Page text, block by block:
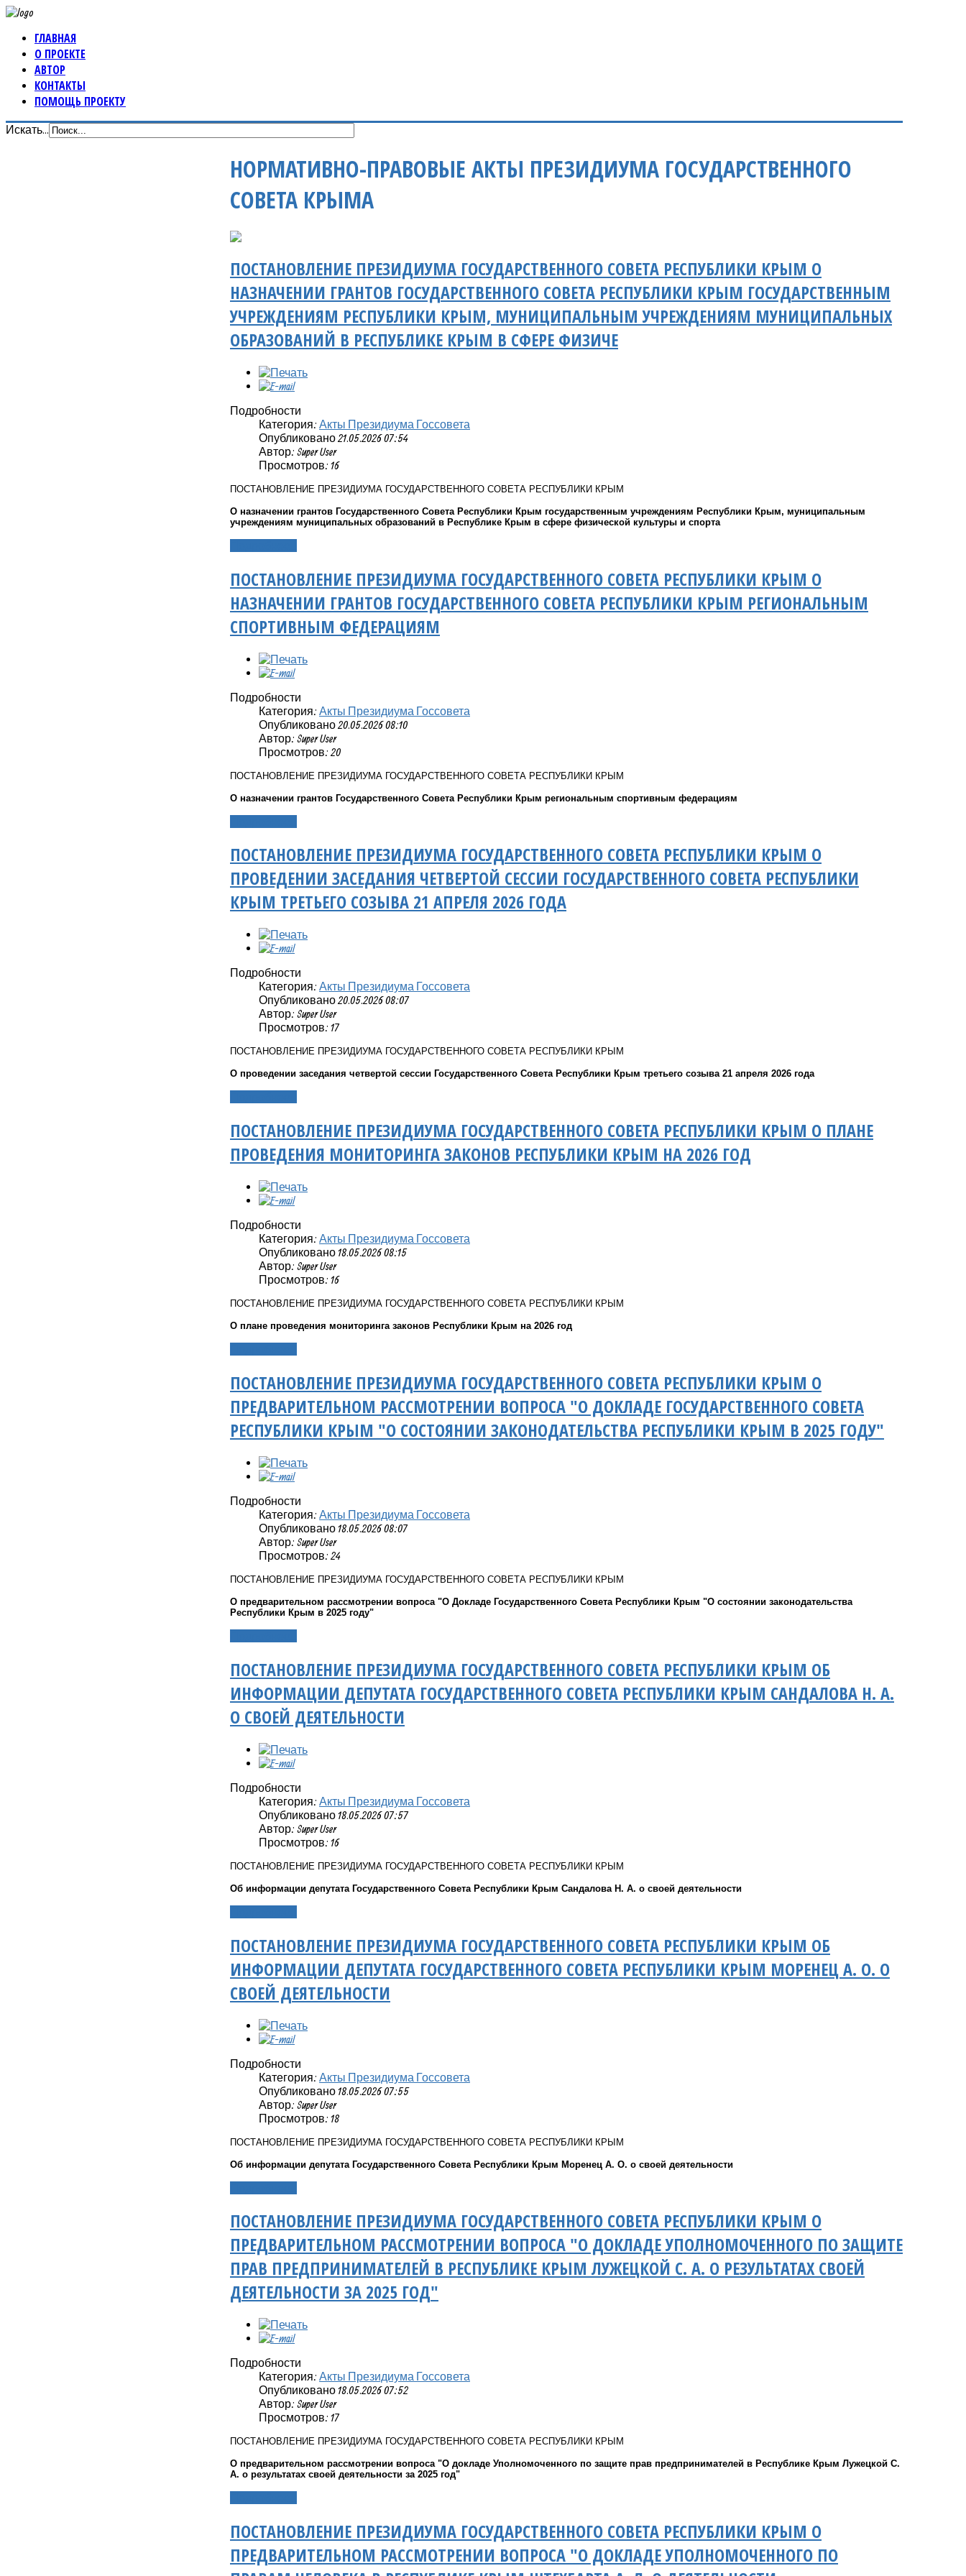
ГЛАВНАЯ
О ПРОЕКТЕ
АВТОР
КОНТАКТЫ
ПОМОЩЬ ПРОЕКТУ
Искать...
НОРМАТИВНО-ПРАВОВЫЕ АКТЫ ПРЕЗИДИУМА ГОСУДАРСТВЕННОГО
СОВЕТА КРЫМА
ПОСТАНОВЛЕНИЕ ПРЕЗИДИУМА ГОСУДАРСТВЕННОГО СОВЕТА РЕСПУБЛИКИ КРЫМ О
НАЗНАЧЕНИИ ГРАНТОВ ГОСУДАРСТВЕННОГО СОВЕТА РЕСПУБЛИКИ КРЫМ ГОСУДАРСТВЕННЫМ
УЧРЕЖДЕНИЯМ РЕСПУБЛИКИ КРЫМ, МУНИЦИПАЛЬНЫМ УЧРЕЖДЕНИЯМ МУНИЦИПАЛЬНЫХ
ОБРАЗОВАНИЙ В РЕСПУБЛИКЕ КРЫМ В СФЕРЕ ФИЗИЧЕ
Подробности
Категория: Акты Президиума Госсовета
Опубликовано 21.05.2026 07:54
Автор: Super User
Просмотров: 16
ПОСТАНОВЛЕНИЕ ПРЕЗИДИУМА ГОСУДАРСТВЕННОГО СОВЕТА РЕСПУБЛИКИ КРЫМ
О назначении грантов Государственного Совета Республики Крым государственным учреждениям Республики Крым, муниципальным
учреждениям муниципальных образований в Республике Крым в сфере физической культуры и спорта
ПОСТАНОВЛЕНИЕ ПРЕЗИДИУМА ГОСУДАРСТВЕННОГО СОВЕТА РЕСПУБЛИКИ КРЫМ О
НАЗНАЧЕНИИ ГРАНТОВ ГОСУДАРСТВЕННОГО СОВЕТА РЕСПУБЛИКИ КРЫМ РЕГИОНАЛЬНЫМ
СПОРТИВНЫМ ФЕДЕРАЦИЯМ
Подробности
Категория: Акты Президиума Госсовета
Опубликовано 20.05.2026 08:10
Автор: Super User
Просмотров: 20
ПОСТАНОВЛЕНИЕ ПРЕЗИДИУМА ГОСУДАРСТВЕННОГО СОВЕТА РЕСПУБЛИКИ КРЫМ
О назначении грантов Государственного Совета Республики Крым региональным спортивным федерациям
ПОСТАНОВЛЕНИЕ ПРЕЗИДИУМА ГОСУДАРСТВЕННОГО СОВЕТА РЕСПУБЛИКИ КРЫМ О
ПРОВЕДЕНИИ ЗАСЕДАНИЯ ЧЕТВЕРТОЙ СЕССИИ ГОСУДАРСТВЕННОГО СОВЕТА РЕСПУБЛИКИ
КРЫМ ТРЕТЬЕГО СОЗЫВА 21 АПРЕЛЯ 2026 ГОДА
Подробности
Категория: Акты Президиума Госсовета
Опубликовано 20.05.2026 08:07
Автор: Super User
Просмотров: 17
ПОСТАНОВЛЕНИЕ ПРЕЗИДИУМА ГОСУДАРСТВЕННОГО СОВЕТА РЕСПУБЛИКИ КРЫМ
О проведении заседания четвертой сессии Государственного Совета Республики Крым третьего созыва 21 апреля 2026 года
ПОСТАНОВЛЕНИЕ ПРЕЗИДИУМА ГОСУДАРСТВЕННОГО СОВЕТА РЕСПУБЛИКИ КРЫМ О ПЛАНЕ
ПРОВЕДЕНИЯ МОНИТОРИНГА ЗАКОНОВ РЕСПУБЛИКИ КРЫМ НА 2026 ГОД
Подробности
Категория: Акты Президиума Госсовета
Опубликовано 18.05.2026 08:15
Автор: Super User
Просмотров: 16
ПОСТАНОВЛЕНИЕ ПРЕЗИДИУМА ГОСУДАРСТВЕННОГО СОВЕТА РЕСПУБЛИКИ КРЫМ
О плане проведения мониторинга законов Республики Крым на 2026 год
ПОСТАНОВЛЕНИЕ ПРЕЗИДИУМА ГОСУДАРСТВЕННОГО СОВЕТА РЕСПУБЛИКИ КРЫМ О
ПРЕДВАРИТЕЛЬНОМ РАССМОТРЕНИИ ВОПРОСА "О ДОКЛАДЕ ГОСУДАРСТВЕННОГО СОВЕТА
РЕСПУБЛИКИ КРЫМ "О СОСТОЯНИИ ЗАКОНОДАТЕЛЬСТВА РЕСПУБЛИКИ КРЫМ В 2025 ГОДУ"
Подробности
Категория: Акты Президиума Госсовета
Опубликовано 18.05.2026 08:07
Автор: Super User
Просмотров: 24
ПОСТАНОВЛЕНИЕ ПРЕЗИДИУМА ГОСУДАРСТВЕННОГО СОВЕТА РЕСПУБЛИКИ КРЫМ
О предварительном рассмотрении вопроса "О Докладе Государственного Совета Республики Крым "О состоянии законодательства
Республики Крым в 2025 году"
ПОСТАНОВЛЕНИЕ ПРЕЗИДИУМА ГОСУДАРСТВЕННОГО СОВЕТА РЕСПУБЛИКИ КРЫМ ОБ
ИНФОРМАЦИИ ДЕПУТАТА ГОСУДАРСТВЕННОГО СОВЕТА РЕСПУБЛИКИ КРЫМ САНДАЛОВА Н. А.
О СВОЕЙ ДЕЯТЕЛЬНОСТИ
Подробности
Категория: Акты Президиума Госсовета
Опубликовано 18.05.2026 07:57
Автор: Super User
Просмотров: 16
ПОСТАНОВЛЕНИЕ ПРЕЗИДИУМА ГОСУДАРСТВЕННОГО СОВЕТА РЕСПУБЛИКИ КРЫМ
Об информации депутата Государственного Совета Республики Крым Сандалова Н. А. о своей деятельности
ПОСТАНОВЛЕНИЕ ПРЕЗИДИУМА ГОСУДАРСТВЕННОГО СОВЕТА РЕСПУБЛИКИ КРЫМ ОБ
ИНФОРМАЦИИ ДЕПУТАТА ГОСУДАРСТВЕННОГО СОВЕТА РЕСПУБЛИКИ КРЫМ МОРЕНЕЦ А. О. О
СВОЕЙ ДЕЯТЕЛЬНОСТИ
Подробности
Категория: Акты Президиума Госсовета
Опубликовано 18.05.2026 07:55
Автор: Super User
Просмотров: 18
ПОСТАНОВЛЕНИЕ ПРЕЗИДИУМА ГОСУДАРСТВЕННОГО СОВЕТА РЕСПУБЛИКИ КРЫМ
Об информации депутата Государственного Совета Республики Крым Моренец А. О. о своей деятельности
ПОСТАНОВЛЕНИЕ ПРЕЗИДИУМА ГОСУДАРСТВЕННОГО СОВЕТА РЕСПУБЛИКИ КРЫМ О
ПРЕДВАРИТЕЛЬНОМ РАССМОТРЕНИИ ВОПРОСА "О ДОКЛАДЕ УПОЛНОМОЧЕННОГО ПО ЗАЩИТЕ
ПРАВ ПРЕДПРИНИМАТЕЛЕЙ В РЕСПУБЛИКЕ КРЫМ ЛУЖЕЦКОЙ С. А. О РЕЗУЛЬТАТАХ СВОЕЙ
ДЕЯТЕЛЬНОСТИ ЗА 2025 ГОД"
Подробности
Категория: Акты Президиума Госсовета
Опубликовано 18.05.2026 07:52
Автор: Super User
Просмотров: 17
ПОСТАНОВЛЕНИЕ ПРЕЗИДИУМА ГОСУДАРСТВЕННОГО СОВЕТА РЕСПУБЛИКИ КРЫМ
О предварительном рассмотрении вопроса "О докладе Уполномоченного по защите прав предпринимателей в Республике Крым Лужецкой С.
А. о результатах своей деятельности за 2025 год"
ПОСТАНОВЛЕНИЕ ПРЕЗИДИУМА ГОСУДАРСТВЕННОГО СОВЕТА РЕСПУБЛИКИ КРЫМ О
ПРЕДВАРИТЕЛЬНОМ РАССМОТРЕНИИ ВОПРОСА "О ДОКЛАДЕ УПОЛНОМОЧЕННОГО ПО